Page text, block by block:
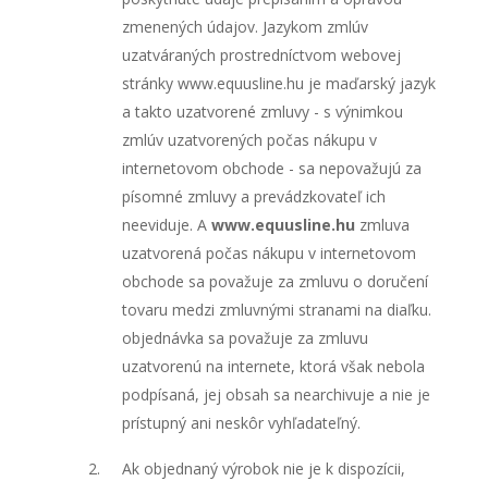
zmenených údajov. Jazykom zmlúv
uzatváraných prostredníctvom webovej
stránky www.equusline.hu je maďarský jazyk
a takto uzatvorené zmluvy - s výnimkou
zmlúv uzatvorených počas nákupu v
internetovom obchode - sa nepovažujú za
písomné zmluvy a prevádzkovateľ ich
neeviduje. A www.equusline.hu zmluva
uzatvorená počas nákupu v internetovom
obchode sa považuje za zmluvu o doručení
tovaru medzi zmluvnými stranami na diaľku.
objednávka sa považuje za zmluvu
uzatvorenú na internete, ktorá však nebola
podpísaná, jej obsah sa nearchivuje a nie je
prístupný ani neskôr vyhľadateľný.
Ak objednaný výrobok nie je k dispozícii,